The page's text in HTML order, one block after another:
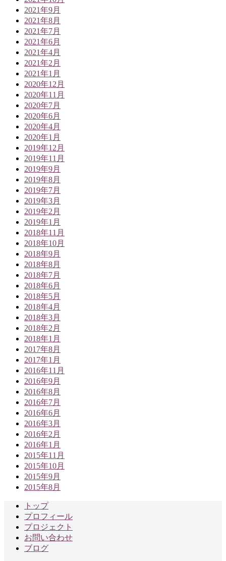
2021年9月
2021年8月
2021年7月
2021年6月
2021年4月
2021年2月
2021年1月
2020年12月
2020年11月
2020年7月
2020年6月
2020年4月
2020年1月
2019年12月
2019年11月
2019年9月
2019年8月
2019年7月
2019年3月
2019年2月
2019年1月
2018年11月
2018年10月
2018年9月
2018年8月
2018年7月
2018年6月
2018年5月
2018年4月
2018年3月
2018年2月
2018年1月
2017年8月
2017年1月
2016年11月
2016年9月
2016年8月
2016年7月
2016年6月
2016年3月
2016年2月
2016年1月
2015年11月
2015年10月
2015年9月
2015年8月
トップ
プロフィール
プロジェクト
お問い合わせ
ブログ